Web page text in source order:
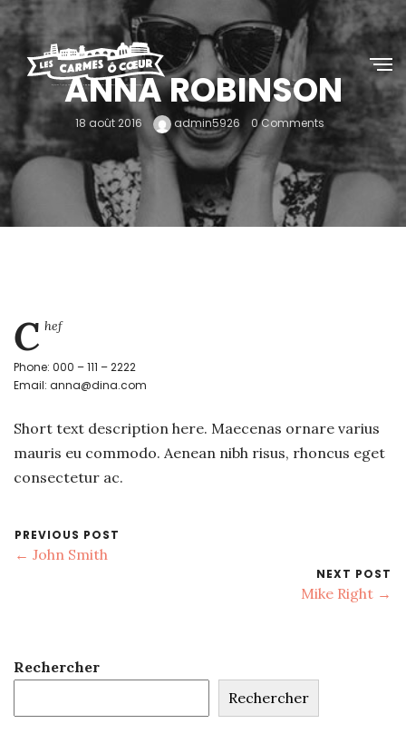
ANNA ROBINSON
18 août 2016 admin5926 0 Comments
C hef
Phone: 000 – 111 – 2222
Email: anna@dina.com
Short text description here. Maecenas ornare varius
mauris eu commodo. Aenean nibh risus, rhoncus eget
consectetur ac.
PREVIOUS POST
← John Smith
NEXT POST
Mike Right →
Rechercher
Rechercher